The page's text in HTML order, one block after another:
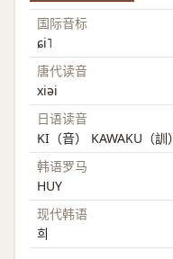
国际音标
ɕi˥
唐代读音
xiəi
日语读音
KI（音） KAWAKU（訓）
韩语罗马
HUY
现代韩语
희